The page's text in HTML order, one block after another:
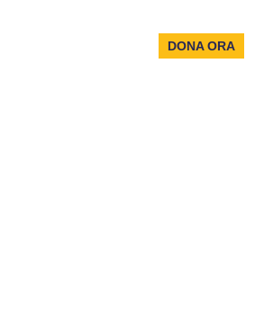
DONA ORA